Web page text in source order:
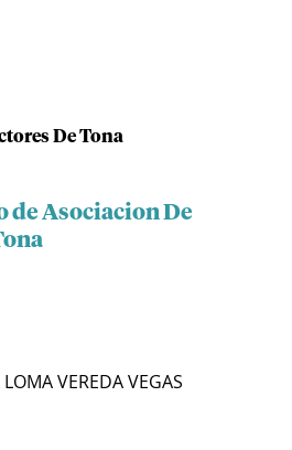
De Tona
de Asociacion De
VEREDA VEGAS